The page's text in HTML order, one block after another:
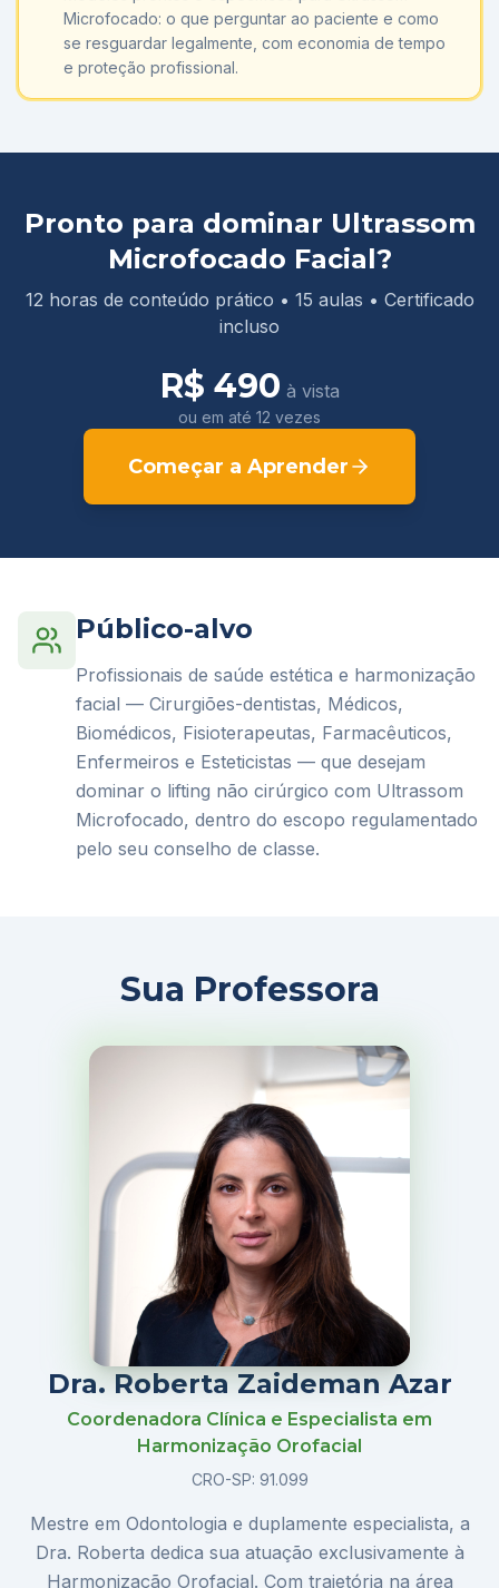
Microfocado: o que perguntar ao paciente e como
se resguardar legalmente, com economia de tempo
e proteção profissional.
Pronto para dominar Ultrassom
Microfocado Facial?
12 horas de conteúdo prático • 15 aulas • Certificado
incluso
R$ 490 à vista
ou em até 12 vezes
Começar a Aprender
Público-alvo
Profissionais de saúde estética e harmonização
facial — Cirurgiões-dentistas, Médicos,
Biomédicos, Fisioterapeutas, Farmacêuticos,
Enfermeiros e Esteticistas — que desejam
dominar o lifting não cirúrgico com Ultrassom
Microfocado, dentro do escopo regulamentado
pelo seu conselho de classe.
Sua Professora
Dra. Roberta Zaideman Azar
Coordenadora Clínica e Especialista em
Harmonização Orofacial
CRO-SP: 91.099
Mestre em Odontologia e duplamente especialista, a
Dra. Roberta dedica sua atuação exclusivamente à
Harmonização Orofacial. Com trajetória na área